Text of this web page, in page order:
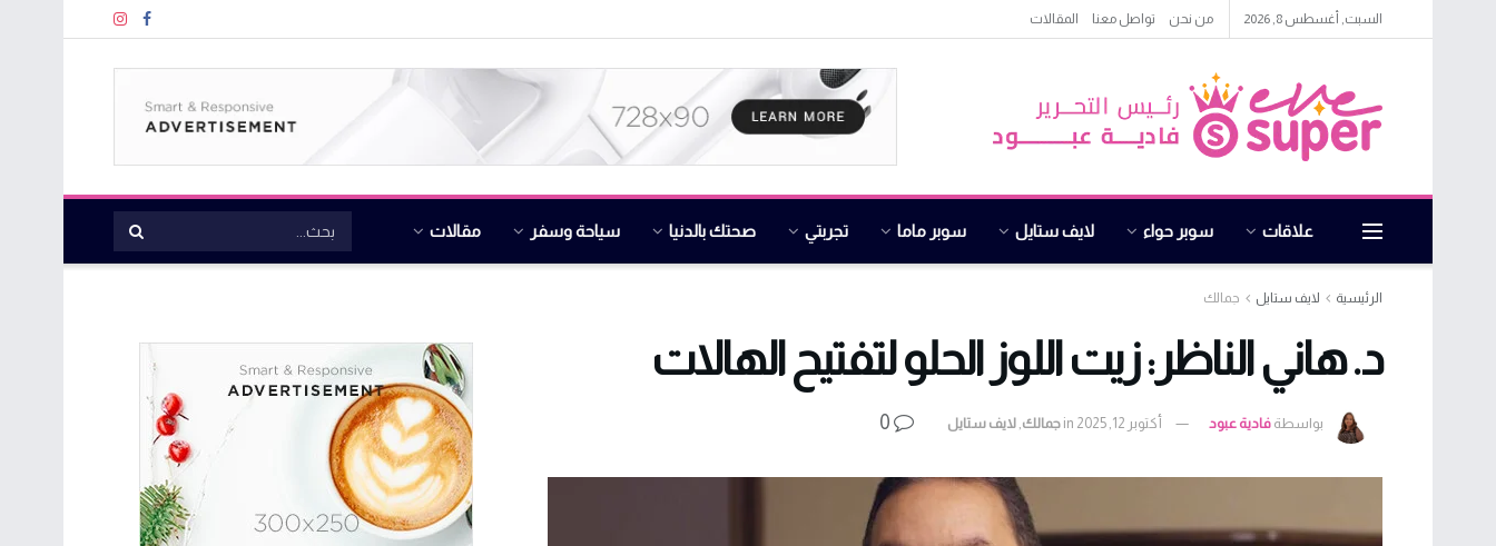
السبت, أغسطس 8, 2026 من نحن تواصل معنا المقالات
علاقات سوبر حواء لايف ستايل سوبر ماما تجربتي صحتك بالدنيا سياحة وسفر مقالات
الرئيسية لايف ستايل جمالك
د. هاني الناظر: زيت اللوز الحلو لتفتيح الهالات
بواسطة فادية عبود أكتوبر 12, 2025 in جمالك لايف ستايل